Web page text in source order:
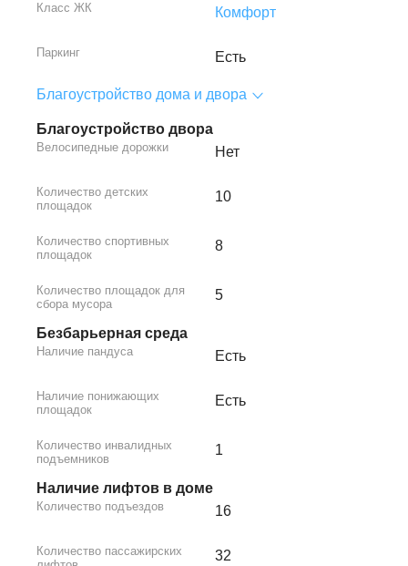
Класс ЖК Комфорт
Паркинг Есть
Благоустройство дома и двора
Благоустройство двора
Велосипедные дорожки Нет
Количество детских
площадок
10
Количество спортивных
площадок
8
Количество площадок для
сбора мусора
5
Безбарьерная среда
Наличие пандуса Есть
Наличие понижающих
площадок
Есть
Количество инвалидных
подъемников
1
Наличие лифтов в доме
Количество подъездов 16
Количество пассажирских
32